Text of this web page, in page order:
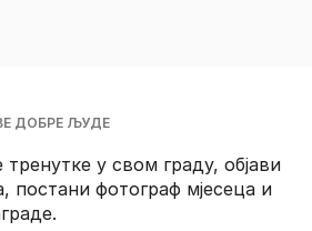
ДОБРЕ ЉУДЕ
у свом граду, објави
постани фотограф мјесеца и